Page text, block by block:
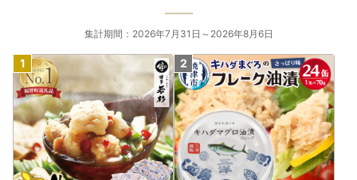
集計期間：2026年7月31日～2026年8月6日